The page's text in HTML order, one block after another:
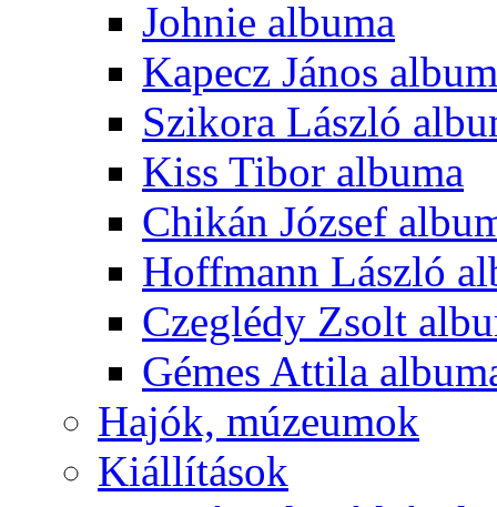
Johnie albuma
Kapecz János
Szikora László
Kiss Tibor albuma
Chikán József
Hoffmann László
Czeglédy Zsolt
Gémes Attila
Hajók, múzeumok
Kiállítások